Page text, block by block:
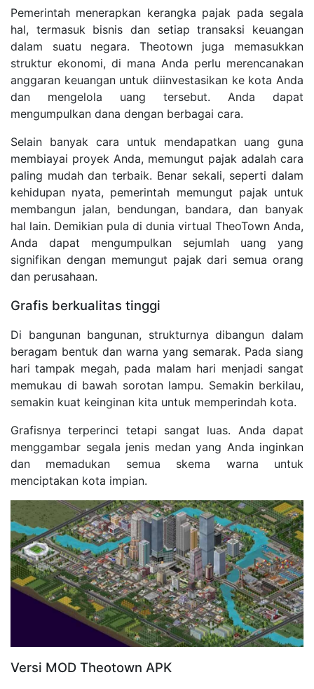
Pemerintah menerapkan kerangka pajak pada segala
hal, termasuk bisnis dan setiap transaksi keuangan
dalam suatu negara. Theotown juga memasukkan
struktur ekonomi, di mana Anda perlu merencanakan
anggaran keuangan untuk diinvestasikan ke kota Anda
dan mengelola uang tersebut. Anda dapat
mengumpulkan dana dengan berbagai cara.
Selain banyak cara untuk mendapatkan uang guna
membiayai proyek Anda, memungut pajak adalah cara
paling mudah dan terbaik. Benar sekali, seperti dalam
kehidupan nyata, pemerintah memungut pajak untuk
membangun jalan, bendungan, bandara, dan banyak
hal lain. Demikian pula di dunia virtual TheoTown Anda,
Anda dapat mengumpulkan sejumlah uang yang
signifikan dengan memungut pajak dari semua orang
dan perusahaan.
Grafis berkualitas tinggi
Di bangunan bangunan, strukturnya dibangun dalam
beragam bentuk dan warna yang semarak. Pada siang
hari tampak megah, pada malam hari menjadi sangat
memukau di bawah sorotan lampu. Semakin berkilau,
semakin kuat keinginan kita untuk memperindah kota.
Grafisnya terperinci tetapi sangat luas. Anda dapat
menggambar segala jenis medan yang Anda inginkan
dan memadukan semua skema warna untuk
menciptakan kota impian.
Versi MOD Theotown APK